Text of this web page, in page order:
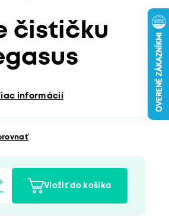
čističku
informácií
Vložiť do košíka